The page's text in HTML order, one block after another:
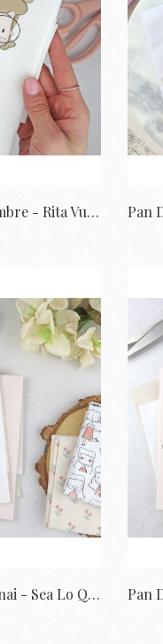
Pan De Tissu - Septembre - Rita Vuelve A...
Pan De Tissu - Sararinai - Sea Lo Que Sea...